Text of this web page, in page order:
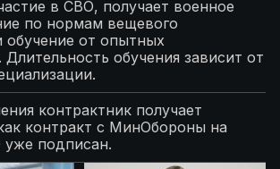
в СВО, получает военное
по нормам вещевого
обучение от опытных
Длительность обучения зависит от
контрактник получает
контракт с МинОбороны на
уже подписан.